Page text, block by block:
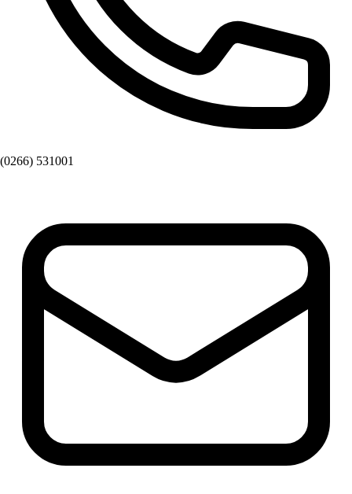
(0266) 531001